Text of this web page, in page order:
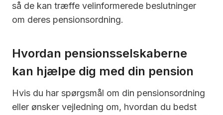
så de kan træffe velinformerede beslutninger
om deres pensionsordning.
Hvordan pensionsselskaberne
kan hjælpe dig med din pension
Hvis du har spørgsmål om din pensionsordning
eller ønsker vejledning om, hvordan du bedst